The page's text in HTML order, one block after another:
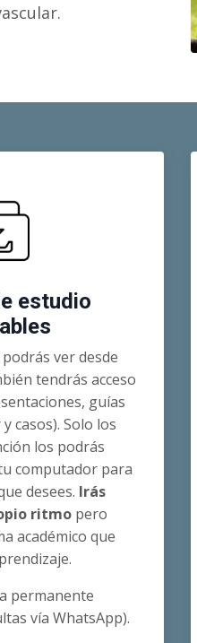
estudio
ver desde
tendrás acceso
guías
casos). Solo los
los podrás
computador para
desees. Irás
ritmopero
académico que
permanente
vía WhatsApp).